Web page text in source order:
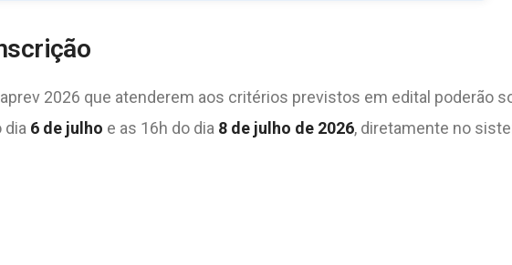
2026 que atenderem aos critérios previstos em edital poderão
dia 6 de julho e as 16h do dia 8 de julho de 2026, diretamente no